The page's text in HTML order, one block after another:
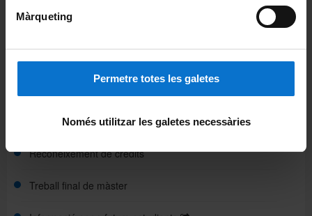
Màrqueting
Permetre totes les galetes
Només utilitzar les galetes necessàries
Horaris de classe
Plans docents
Reconeixement de crèdits
Treball final de màster